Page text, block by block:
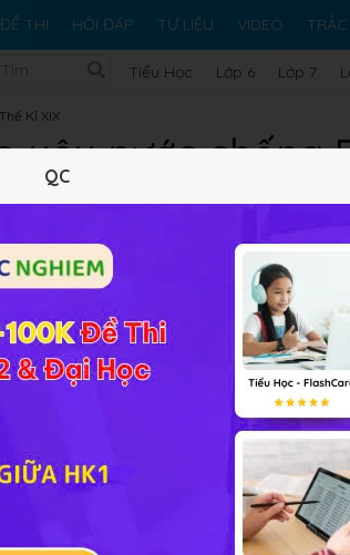
ĐỀ THI HỎI ĐÁP TƯ LIỆU VIDEO
Tiểu Học Lớp 6 Lớp 7
Kỉ XIX
yêu nước chống
những năm
10Trắc nghiệm 29BT SGK
chống Pháp của nhân dân Việt
mắc liên quan đến bài chưa thể giải
QC